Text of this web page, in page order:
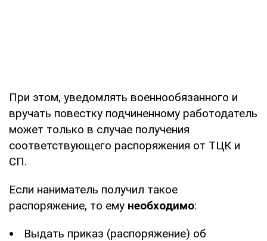
При этом, уведомлять военнообязанного и
вручать повестку подчиненному работодатель
может только в случае получения
соответствующего распоряжения от ТЦК и
СП.
Если наниматель получил такое
распоряжение, то ему необходимо:
Выдать приказ (распоряжение) об